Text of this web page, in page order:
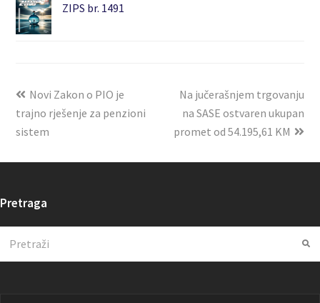
ZIPS br. 1491
Novi Zakon o PIO je
trajno rješenje za penzioni
sistem
Na jučerašnjem trgovanju
na SASE ostvaren ukupan
promet od 54.195,61 KM
Pretraga